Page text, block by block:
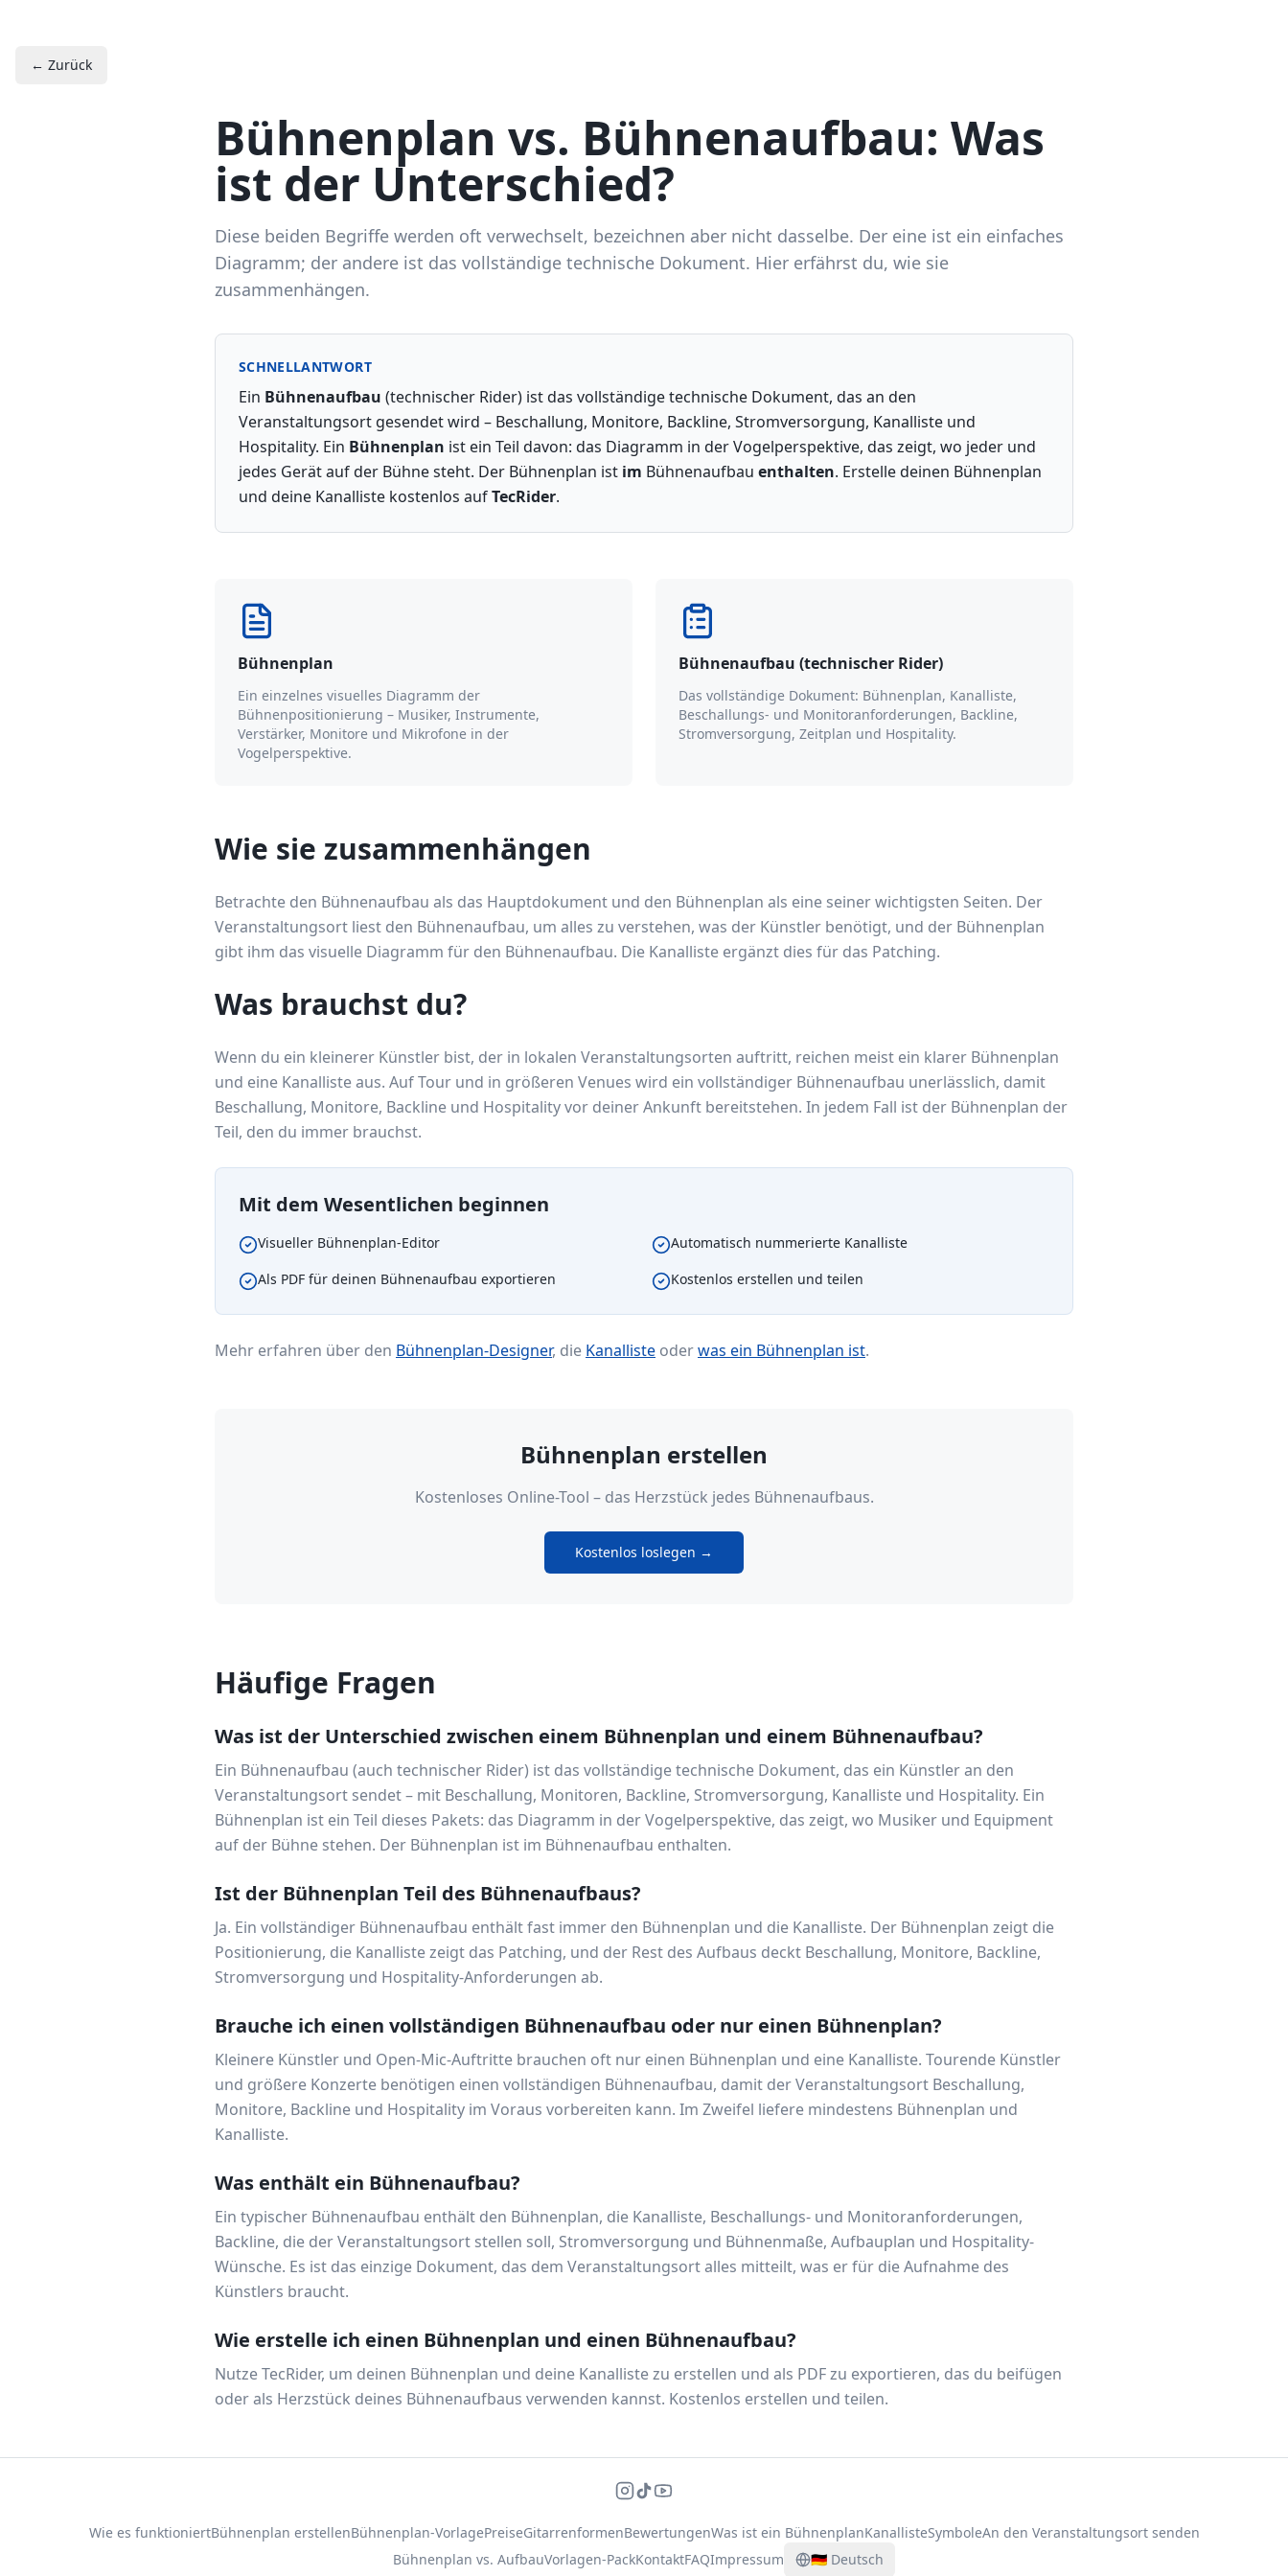
← Zurück
Bühnenplan vs. Bühnenaufbau: Was
ist der Unterschied?
Diese beiden Begriffe werden oft verwechselt, bezeichnen aber nicht dasselbe. Der eine ist ein einfaches
Diagramm; der andere ist das vollständige technische Dokument. Hier erfährst du, wie sie
zusammenhängen.
SCHNELLANTWORT
Ein Bühnenaufbau (technischer Rider) ist das vollständige technische Dokument, das an den
Veranstaltungsort gesendet wird – Beschallung, Monitore, Backline, Stromversorgung, Kanalliste und
Hospitality. Ein Bühnenplan ist ein Teil davon: das Diagramm in der Vogelperspektive, das zeigt, wo jeder und
jedes Gerät auf der Bühne steht. Der Bühnenplan ist im Bühnenaufbau enthalten. Erstelle deinen Bühnenplan
und deine Kanalliste kostenlos aufTecRider.
Bühnenplan
Ein einzelnes visuelles Diagramm der
Bühnenpositionierung – Musiker, Instrumente,
Verstärker, Monitore und Mikrofone in der
Vogelperspektive.
Bühnenaufbau (technischer Rider)
Das vollständige Dokument: Bühnenplan, Kanalliste,
Beschallungs- und Monitoranforderungen, Backline,
Stromversorgung, Zeitplan und Hospitality.
Wie sie zusammenhängen
Betrachte den Bühnenaufbau als das Hauptdokument und den Bühnenplan als eine seiner wichtigsten Seiten. Der
Veranstaltungsort liest den Bühnenaufbau, um alles zu verstehen, was der Künstler benötigt, und der Bühnenplan
gibt ihm das visuelle Diagramm für den Bühnenaufbau. Die Kanalliste ergänzt dies für das Patching.
Was brauchst du?
Wenn du ein kleinerer Künstler bist, der in lokalen Veranstaltungsorten auftritt, reichen meist ein klarer Bühnenplan
und eine Kanalliste aus. Auf Tour und in größeren Venues wird ein vollständiger Bühnenaufbau unerlässlich, damit
Beschallung, Monitore, Backline und Hospitality vor deiner Ankunft bereitstehen. In jedem Fall ist der Bühnenplan der
Teil, den du immer brauchst.
Mit dem Wesentlichen beginnen
Visueller Bühnenplan-Editor
Automatisch nummerierte Kanalliste
Als PDF für deinen Bühnenaufbau exportieren
Kostenlos erstellen und teilen
Mehr erfahren über den Bühnenplan-Designer, die Kanalliste oderwas ein Bühnenplan ist.
Bühnenplan erstellen
Kostenloses Online-Tool – das Herzstück jedes Bühnenaufbaus.
Kostenlos loslegen →
Häufige Fragen
Was ist der Unterschied zwischen einem Bühnenplan und einem Bühnenaufbau?
Ein Bühnenaufbau (auch technischer Rider) ist das vollständige technische Dokument, das ein Künstler an den
Veranstaltungsort sendet – mit Beschallung, Monitoren, Backline, Stromversorgung, Kanalliste und Hospitality. Ein
Bühnenplan ist ein Teil dieses Pakets: das Diagramm in der Vogelperspektive, das zeigt, wo Musiker und Equipment
auf der Bühne stehen. Der Bühnenplan ist im Bühnenaufbau enthalten.
Ist der Bühnenplan Teil des Bühnenaufbaus?
Ja. Ein vollständiger Bühnenaufbau enthält fast immer den Bühnenplan und die Kanalliste. Der Bühnenplan zeigt die
Positionierung, die Kanalliste zeigt das Patching, und der Rest des Aufbaus deckt Beschallung, Monitore, Backline,
Stromversorgung und Hospitality-Anforderungen ab.
Brauche ich einen vollständigen Bühnenaufbau oder nur einen Bühnenplan?
Kleinere Künstler und Open-Mic-Auftritte brauchen oft nur einen Bühnenplan und eine Kanalliste. Tourende Künstler
und größere Konzerte benötigen einen vollständigen Bühnenaufbau, damit der Veranstaltungsort Beschallung,
Monitore, Backline und Hospitality im Voraus vorbereiten kann. Im Zweifel liefere mindestens Bühnenplan und
Kanalliste.
Was enthält ein Bühnenaufbau?
Ein typischer Bühnenaufbau enthält den Bühnenplan, die Kanalliste, Beschallungs- und Monitoranforderungen,
Backline, die der Veranstaltungsort stellen soll, Stromversorgung und Bühnenmaße, Aufbauplan und Hospitality-
Wünsche. Es ist das einzige Dokument, das dem Veranstaltungsort alles mitteilt, was er für die Aufnahme des
Künstlers braucht.
Wie erstelle ich einen Bühnenplan und einen Bühnenaufbau?
Nutze TecRider, um deinen Bühnenplan und deine Kanalliste zu erstellen und als PDF zu exportieren, das du beifügen
oder als Herzstück deines Bühnenaufbaus verwenden kannst. Kostenlos erstellen und teilen.
Wie es funktioniertBühnenplan erstellenBühnenplan-VorlagePreiseGitarrenformenBewertungenWas ist ein BühnenplanKanallisteSymboleAn den Veranstaltungsort senden
Bühnenplan vs. AufbauVorlagen-PackKontaktFAQImpressum 🇩🇪 Deutsch